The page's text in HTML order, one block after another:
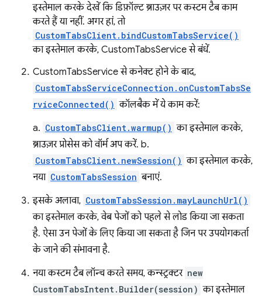
इस्तेमाल करके देखें कि डिफ़ॉल्ट ब्राउज़र पर कस्टम टैब काम
करते हैं या नहीं. अगर हां, तो
CustomTabsClient.bindCustomTabsService()
का इस्तेमाल करके, CustomTabsService से बंधें.
CustomTabsService से कनेक्ट होने के बाद,
CustomTabsServiceConnection.onCustomTabsSe
rviceConnected() कॉलबैक में ये काम करें:
a. CustomTabsClient.warmup() का इस्तेमाल करके,
ब्राउज़र प्रोसेस को वॉर्म अप करें. b.
CustomTabsClient.newSession() का इस्तेमाल करके,
नया CustomTabsSession बनाएं.
इसके अलावा, CustomTabsSession.mayLaunchUrl()
का इस्तेमाल करके, वेब पेजों को पहले से लोड किया जा सकता
है. ऐसा उन पेजों के लिए किया जा सकता है जिन पर उपयोगकर्ता
के जाने की संभावना है.
नया कस्टम टैब लॉन्च करते समय, कन्स्ट्रक्टर new
CustomTabsIntent.Builder(session) का इस्तेमाल